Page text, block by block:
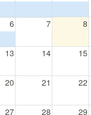
6 7 8
13 14 15
20 21 22
27 28 29